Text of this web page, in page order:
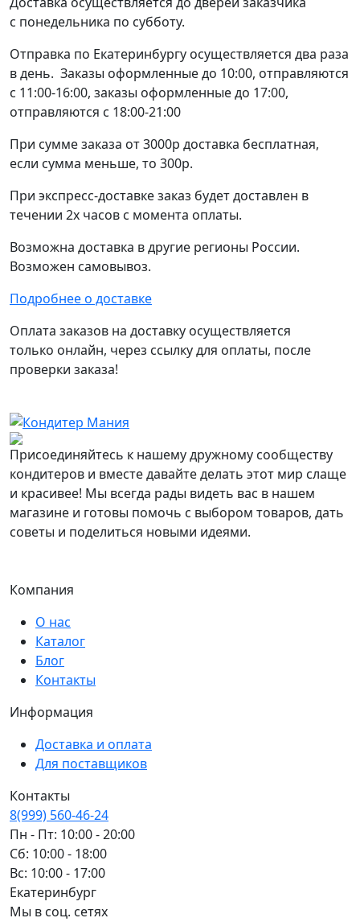
с понедельника по субботу.
Отправка по Екатеринбургу осуществляется два раза
в день. Заказы оформленные до 10:00, отправляются
с 11:00-16:00, заказы оформленные до 17:00,
отправляются с 18:00-21:00
При сумме заказа от 3000р доставка бесплатная,
если сумма меньше, то 300р.
При экспресс-доставке заказ будет доставлен в
течении 2х часов с момента оплаты.
Возможна доставка в другие регионы России.
Возможен самовывоз.
Подробнее о доставке
Оплата заказов на доставку осуществляется
только онлайн, через ссылку для оплаты, после
проверки заказа!
Присоединяйтесь к нашему дружному сообществу
кондитеров и вместе давайте делать этот мир слаще
и красивее! Мы всегда рады видеть вас в нашем
магазине и готовы помочь с выбором товаров, дать
советы и поделиться новыми идеями.
Компания
О нас
Каталог
Блог
Контакты
Информация
Доставка и оплата
Для поставщиков
Контакты
8(999) 560-46-24
Пн - Пт: 10:00 - 20:00
Сб: 10:00 - 18:00
Вс: 10:00 - 17:00
Екатеринбург
Мы в соц. сетях